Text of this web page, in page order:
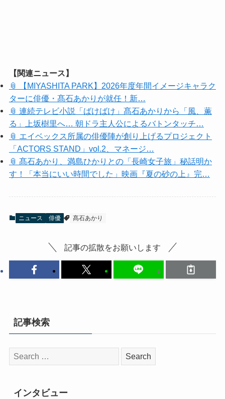
【関連ニュース】
📎 【MIYASHITA PARK】2026年度年間イメージキャラク
ターに俳優・髙石あかりが就任！新…
📎 連続テレビ小説「ばけばけ」髙石あかりから「風、薫
る」上坂樹里へ… 朝ドラ主人公によるバトンタッチ…
📎 エイベックス所属の俳優陣が創り上げるプロジェクト
「ACTORS STAND」vol.2、マネージ…
📎 髙石あかり、満島ひかりとの「長崎女子旅」秘話明か
す！「本当にいい時間でした」映画『夏の砂の上』完…
ニュース 俳優 髙石あかり
記事の拡散をお願いします
記事検索
検
索:
インタビュー